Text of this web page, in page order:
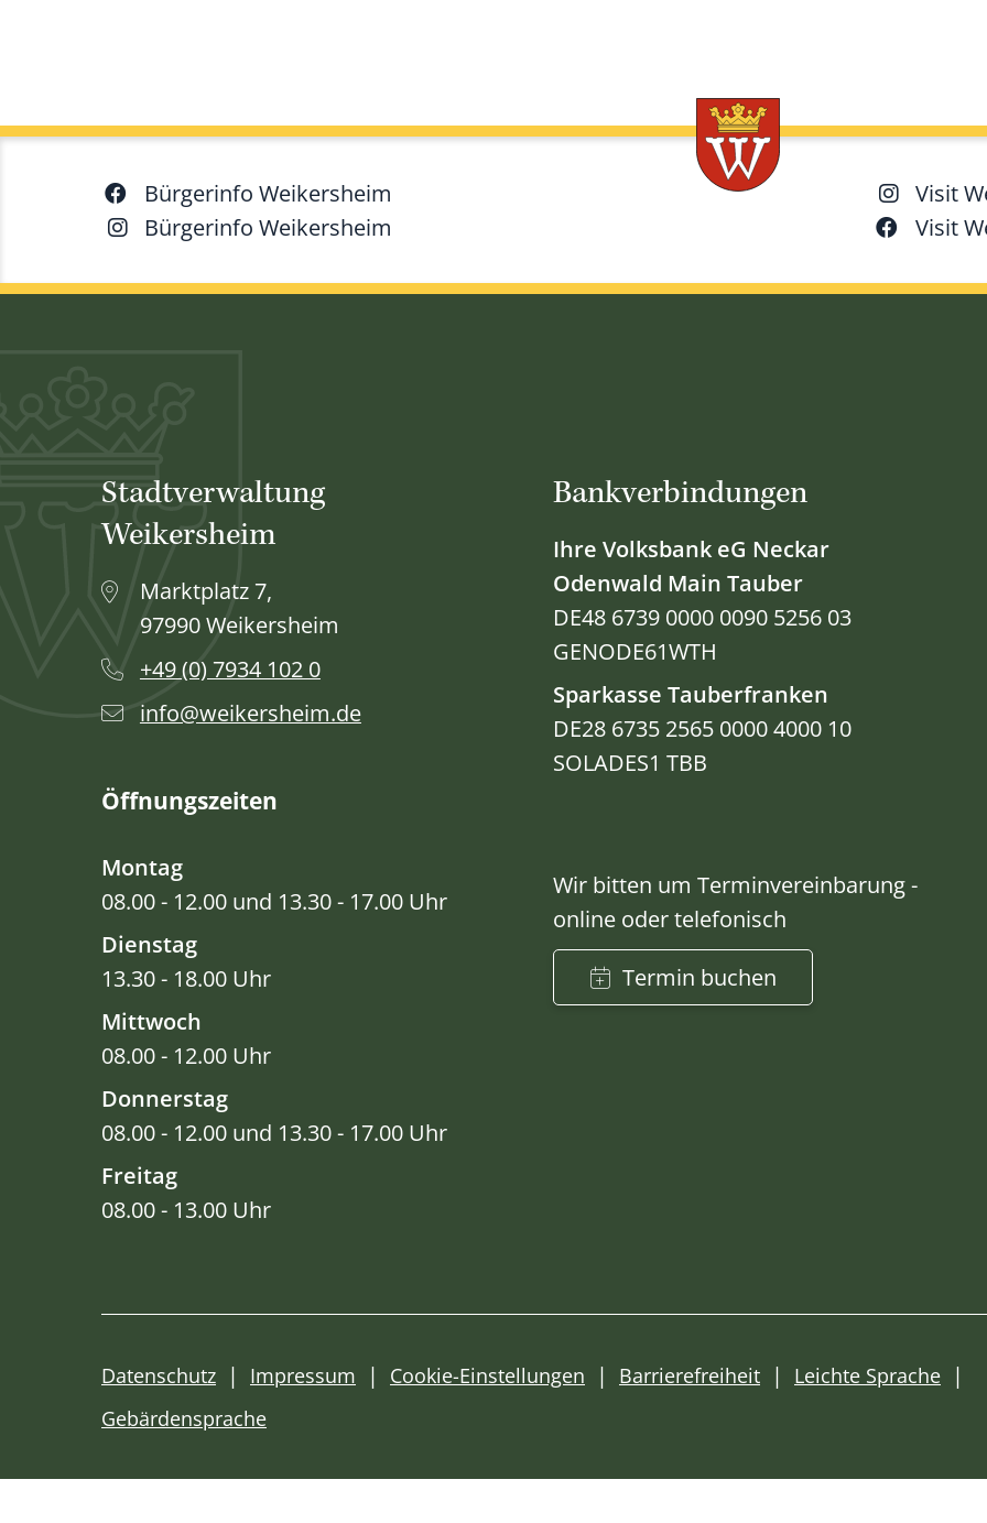
Bürgerinfo Weikersheim
Bürgerinfo Weikersheim
Visit
Visit
Stadtverwaltung
Weikersheim
Marktplatz 7,
97990 Weikersheim
+49 (0) 7934 102 0
info@weikersheim.de
Öffnungszeiten
Montag
08.00 - 12.00 und 13.30 - 17.00 Uhr
Dienstag
13.30 - 18.00 Uhr
Mittwoch
08.00 - 12.00 Uhr
Donnerstag
08.00 - 12.00 und 13.30 - 17.00 Uhr
Freitag
08.00 - 13.00 Uhr
Bankverbindungen
Ihre Volksbank eG Neckar
Odenwald Main Tauber
DE48 6739 0000 0090 5256 03
GENODE61WTH
Sparkasse Tauberfranken
DE28 6735 2565 0000 4000 10
SOLADES1 TBB
Wir bitten um Terminvereinbarung -
online oder telefonisch
Termin buchen
Datenschutz Impressum Cookie-Einstellungen Barrierefreiheit
Leichte Sprache
Gebärdensprache